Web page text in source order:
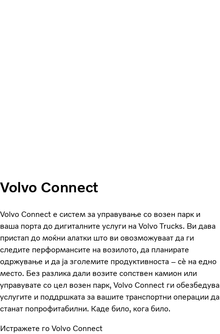
Volvo Connect
Volvo Connect е систем за управување со возен парк и
ваша порта до дигиталните услуги на Volvo Trucks. Ви дава
пристап до моќни алатки што ви овозможуваат да ги
следите перформансите на возилото, да планирате
одржување и да ја зголемите продуктивноста – сè на едно
место. Без разлика дали возите сопствен камион или
управувате со цел возен парк, Volvo Connect ги обезбедува
услугите и поддршката за вашите транспортни операции да
станат попрофитабилни. Каде било, кога било.
Истражете го Volvo Connect